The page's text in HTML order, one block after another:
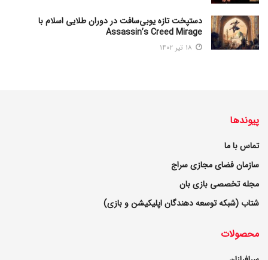
دستپخت تازه یوبی‌سافت در دوران طلایی اسلام با
Assassin’s Creed Mirage
پیوندها
تماس با ما
سازمان فضای مجازی سراج
مجله تخصصی بازی بان
شتاب (شبکه توسعه دهندگان اپلیکیشن و بازی)
محصولات